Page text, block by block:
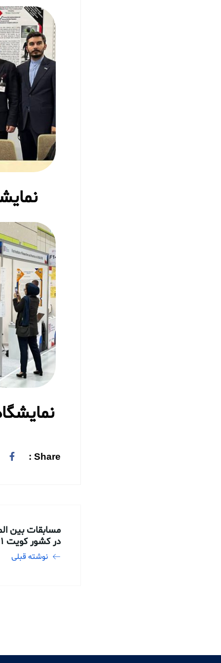
Share :
مسابقات بین
در کشور کویت 1401
نوشته قبلی